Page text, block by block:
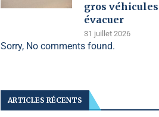
gros
évacuer
31 juillet 2026
Sorry, No comments found.
ARTICLES RÉCENTS